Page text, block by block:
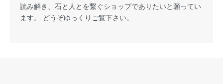
読み解き、石と人とを繋ぐショップでありたいと願ってい
ます。 どうぞゆっくりご覧下さい。